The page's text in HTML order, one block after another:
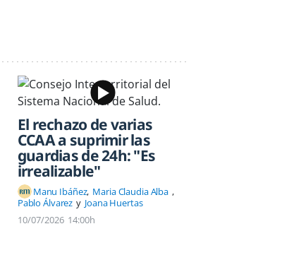
El rechazo de varias
CCAA a suprimir las
guardias de 24h: "Es
irrealizable"
Manu Ibáñez Maria Claudia Alba
Pablo Álvarez
Joana Huertas
10/07/2026 14:00h